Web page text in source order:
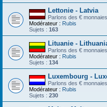
Lettonie - Latvia
Parlons des €
Modérateur : Rubis
Sujets : 163
Lituanie -
Parlons des €
Modérateur : Rubis
Sujets : 134
Luxembourg -
Parlons des €
Modérateur : Rubis
Sujets : 230